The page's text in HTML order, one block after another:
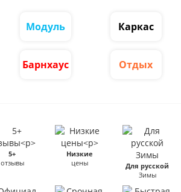
Модуль Каркас
Барнхаус Отдых
5+
отзывы
Низкие
цены
Для русской
Зимы